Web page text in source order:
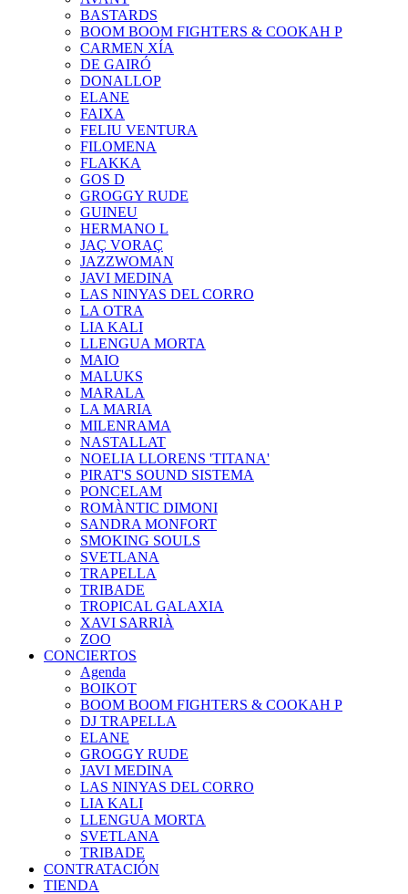
BASTARDS
BOOM BOOM FIGHTERS & COOKAH P
CARMEN XÍA
DE GAIRÓ
DONALLOP
ELANE
FAIXA
FELIU VENTURA
FILOMENA
FLAKKA
GOS D
GROGGY RUDE
GUINEU
HERMANO L
JAÇ VORAÇ
JAZZWOMAN
JAVI MEDINA
LAS NINYAS DEL CORRO
LA OTRA
LIA KALI
LLENGUA MORTA
MAIO
MALUKS
MARALA
LA MARIA
MILENRAMA
NASTALLAT
NOELIA LLORENS 'TITANA'
PIRAT'S SOUND SISTEMA
PONCELAM
ROMÀNTIC DIMONI
SANDRA MONFORT
SMOKING SOULS
SVETLANA
TRAPELLA
TRIBADE
TROPICAL GALAXIA
XAVI SARRIÀ
ZOO
CONCIERTOS
Agenda
BOIKOT
BOOM BOOM FIGHTERS & COOKAH P
DJ TRAPELLA
ELANE
GROGGY RUDE
JAVI MEDINA
LAS NINYAS DEL CORRO
LIA KALI
LLENGUA MORTA
SVETLANA
TRIBADE
CONTRATACIÓN
TIENDA